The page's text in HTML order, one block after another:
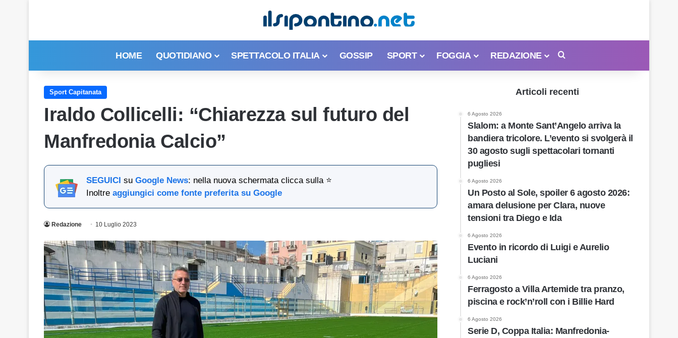
HOME QUOTIDIANO SPETTACOLO ITALIA GOSSIP SPORT FOGGIA REDAZIONE
Sport Capitanata
Iraldo Collicelli: “Chiarezza sul futuro del
Manfredonia Calcio”
SEGUICI su Google News: nella nuova schermata clicca sulla ⭐
Inoltre aggiungici come fonte preferita su Google
Redazione 10 Luglio 2023
Articoli recenti
6 Agosto 2026
Slalom: a Monte Sant’Angelo arriva la
bandiera tricolore. L’evento si svolgerà il
30 agosto sugli spettacolari tornanti
pugliesi
6 Agosto 2026
Un Posto al Sole, spoiler 6 agosto 2026:
amara delusione per Clara, nuove
tensioni tra Diego e Ida
6 Agosto 2026
Evento in ricordo di Luigi e Aurelio
Luciani
6 Agosto 2026
Ferragosto a Villa Artemide tra pranzo,
piscina e rock’n’roll con i Billie Hard
6 Agosto 2026
Serie D, Coppa Italia: Manfredonia-